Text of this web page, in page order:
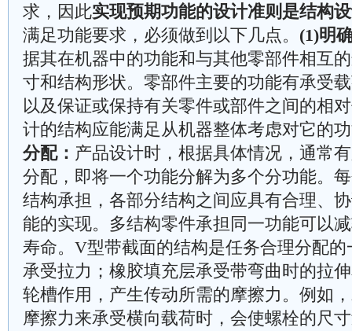
求，因此实现预期功能的设计准则是结构
满足功能要求，必须做到以下几点。 (1)明
据其在机器中的功能和与其他零部件相互
寸和结构形状。零部件主要的功能有承受
以及保证或保持有关零件或部件之间的相
计的结构应能满足从机器整体考虑对它的
分配： 产品设计时，根据具体情况，通常
分配，即将一个功能分解为多个分功能。
结构承担，各部分结构之间应具有合理、
能的实现。多结构零件承担同一功能可以
寿命。V型带截面的结构是任务合理分配
承受拉力；橡胶填充层承受带弯曲时的拉
轮槽作用，产生传动所需的摩擦力。例如
摩擦力来承受横向载荷时，会使螺栓的尺